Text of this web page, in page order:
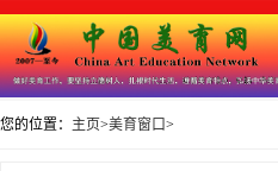
您的位置： 主页>美育窗口>